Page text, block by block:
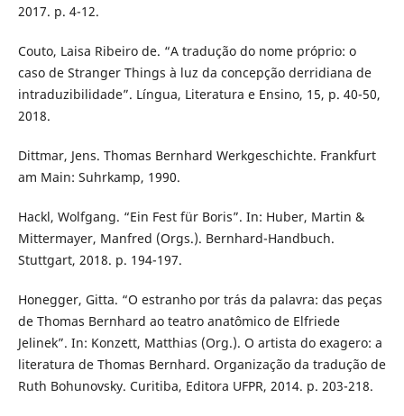
2017. p. 4-12.
Couto, Laisa Ribeiro de. “A tradução do nome próprio: o
caso de Stranger Things à luz da concepção derridiana de
intraduzibilidade”. Língua, Literatura e Ensino, 15, p. 40-50,
2018.
Dittmar, Jens. Thomas Bernhard Werkgeschichte. Frankfurt
am Main: Suhrkamp, 1990.
Hackl, Wolfgang. “Ein Fest für Boris”. In: Huber, Martin &
Mittermayer, Manfred (Orgs.). Bernhard-Handbuch.
Stuttgart, 2018. p. 194-197.
Honegger, Gitta. “O estranho por trás da palavra: das peças
de Thomas Bernhard ao teatro anatômico de Elfriede
Jelinek”. In: Konzett, Matthias (Org.). O artista do exagero: a
literatura de Thomas Bernhard. Organização da tradução de
Ruth Bohunovsky. Curitiba, Editora UFPR, 2014. p. 203-218.